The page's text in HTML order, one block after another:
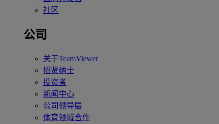
社区
公司
关于TeamViewer
招贤纳士
投资者
新闻中心
公司领导层
体育领域合作